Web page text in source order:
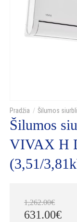
Šilumos
Šilumos
VIVAX H
(3,51/
1,262.00€
631.00€